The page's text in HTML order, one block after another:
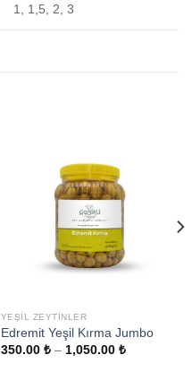
1, 1,5, 2, 3
YEŞIL ZEYTINLER
Edremit Yeşil Kırma Jumbo
350.00 ₺– 1,050.00 ₺